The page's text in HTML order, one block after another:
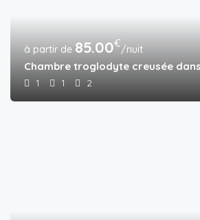
85.00€/nuit
Chambre troglodyte creusée dans
1 1 2